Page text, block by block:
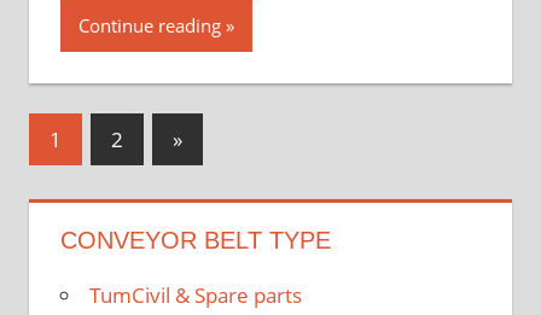
Continue reading
Posts
1 2
Next
Posts
»
CONVEYOR BELT TYPE
TumCivil & Spare parts